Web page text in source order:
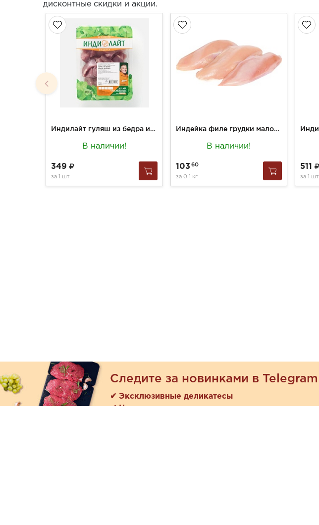
дисконтные скидки и акции.
Индилайт гуляш из бедра индейки 0,3кг
В наличии!
349
за 1 шт
Индейка филе грудки малое (вес) охл
В наличии!
103 60
за 0.1 кг
511
за 1 шт
Следите за новинками в Telegram
✔ Эксклюзивные деликатесы
✔ Новые поступления